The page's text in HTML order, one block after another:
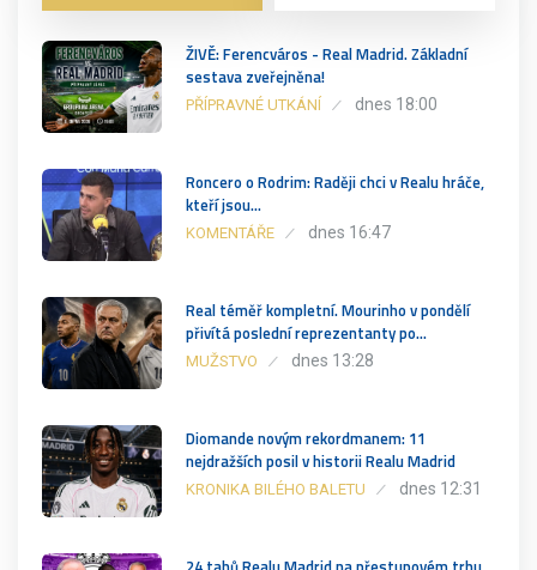
ŽIVĚ: Ferencváros - Real Madrid. Základní
sestava zveřejněna!
PŘÍPRAVNÉ UTKÁNÍ dnes 18:00
Roncero o Rodrim: Raději chci v Realu hráče,
kteří jsou…
KOMENTÁŘE dnes 16:47
Real téměř kompletní. Mourinho v pondělí
přivítá poslední reprezentanty po…
MUŽSTVO dnes 13:28
Diomande novým rekordmanem: 11
nejdražších posil v historii Realu Madrid
KRONIKA BILÉHO BALETU dnes 12:31